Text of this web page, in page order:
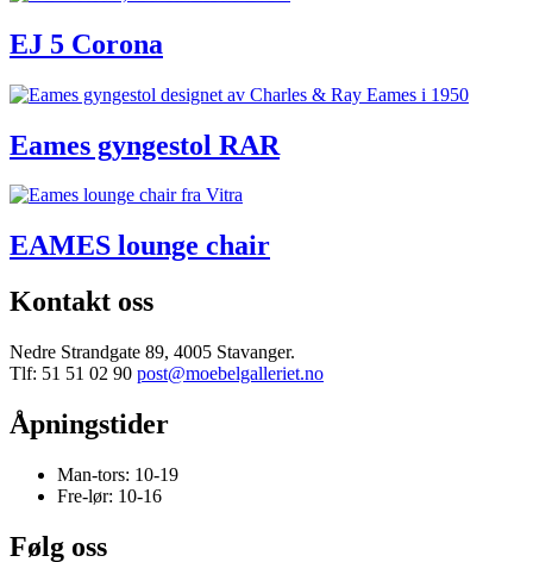
EJ 5 Corona
Eames gyngestol RAR
EAMES lounge chair
Kontakt oss
Nedre Strandgate 89, 4005 Stavanger.
Tlf: 51 51 02 90 post@moebelgalleriet.no
Åpningstider
Man-tors: 10-19
Fre-lør: 10-16
Følg oss